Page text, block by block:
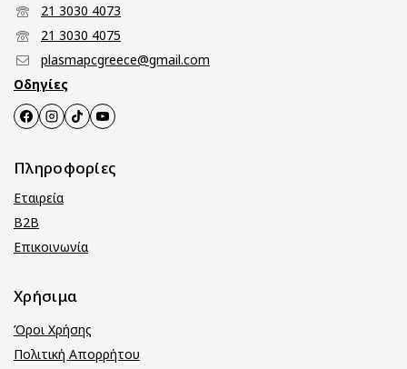
21 3030 4073
21 3030 4075
plasmapcgreece@gmail.com
Οδηγίες
Πληροφορίες
Εταιρεία
B2B
Επικοινωνία
Χρήσιμα
Όροι Χρήσης
Πολιτική Απορρήτου